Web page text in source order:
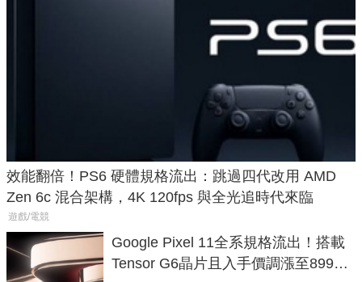
效能翻倍！PS6 硬體規格流出：跳過四代改用 AMD
Zen 6c 混合架構，4K 120fps 與全光追時代來臨
遊戲/電競
Google Pixel 11全系規格流出！搭載
Tensor G6晶片且入手價調漲至899美